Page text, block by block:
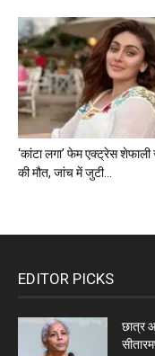
‘कांटा लगा’ फेम एक्ट्रेस शेफाली
की मौत, जांच में जुटी...
EDITOR PICKS
छात्र